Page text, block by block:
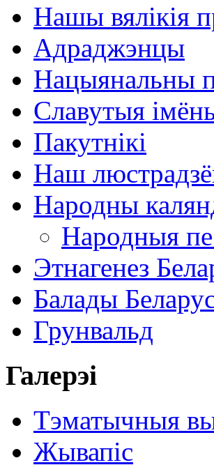
Нашы вялікія
Адраджэнцы
Нацыянальны
Славутыя
Пакутнікі
Наш
Народны
Народныя
Этнагенез
Балады
Грунвальд
Галерэі
Тэматычныя
Жывапіс